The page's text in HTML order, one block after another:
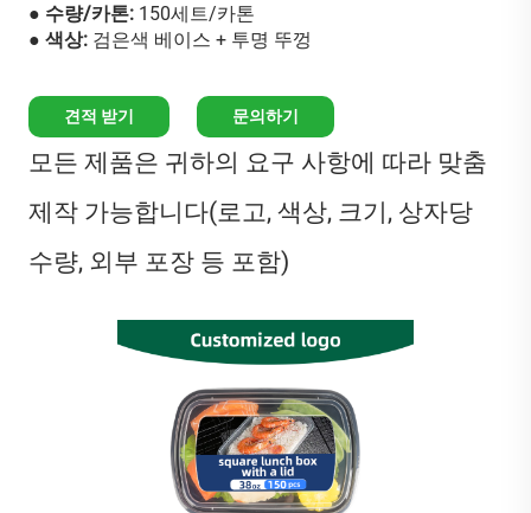
● 수량/카톤: 150세트/카톤
● 색상: 검은색 베이스 + 투명 뚜껑
견적 받기 문의하기
모든 제품은 귀하의 요구 사항에 따라 맞춤
제작 가능합니다(로고, 색상, 크기, 상자당
수량, 외부 포장 등 포함)